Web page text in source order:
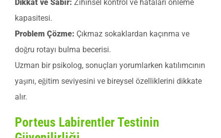
Dikkat ve Sabır: Zihinsel kontrol ve hataları önleme
kapasitesi.
Problem Çözme: Çıkmaz sokaklardan kaçınma ve
doğru rotayı bulma becerisi.
Uzman bir psikolog, sonuçları yorumlarken katılımcının
yaşını, eğitim seviyesini ve bireysel özelliklerini dikkate
alır.
Porteus Labirentler Testinin